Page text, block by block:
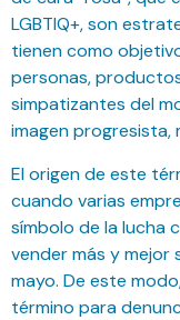
LGBTIQ+, son
tienen como
personas,
simpatizantes del
imagen progresista,
El origen de este
cuando varias
símbolo de la lucha
vender más y
mayo. De este
término para